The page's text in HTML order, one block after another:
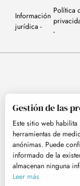
Información
jurídica
Política
©
Gestión de las
Este sitio web
herramientas de
anónimas. Puede
informado de la
almacenan ninguna
Leer más